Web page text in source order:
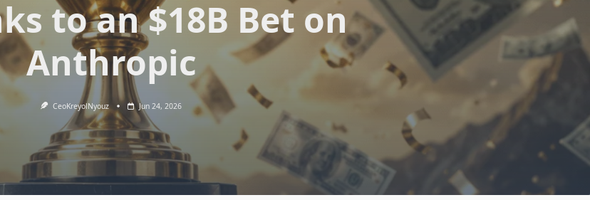
to an $18B Bet on
Anthropic
CeoKreyolNyouz Jun 24, 2026